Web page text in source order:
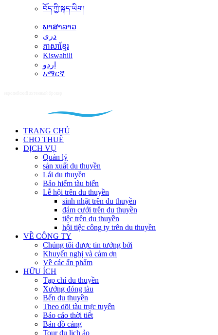
བོད་ཀྱི་སྐད་ཡིག།
ພາສາລາວ
دری
ភាសាខ្មែរ
Kiswahili
اردو
አማርኛ
TRANG CHỦ
CHO THUÊ
DỊCH VỤ
Quản lý
sản xuất du thuyền
Lái du thuyền
Bảo hiểm tàu biển
Lễ hội trên du thuyền
sinh nhật trên du thuyền
đám cưới trên du thuyền
tiệc trên du thuyền
hội tiệc công ty trên du thuyền
VỀ CÔNG TY
Chúng tôi được tin tưởng bởi
Khuyến nghị và cảm ơn
Về các ấn phẩm
HỮU ÍCH
Tạp chí du thuyền
Xưởng đóng tàu
Bến du thuyền
Theo dõi tàu trực tuyến
Báo cáo thời tiết
Bản đồ cảng
Tour du lịch ảo